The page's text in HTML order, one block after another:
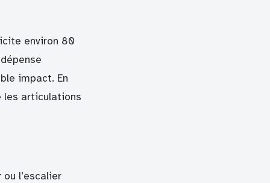
environ 80
impact. En
les articulations
ou l’escalier